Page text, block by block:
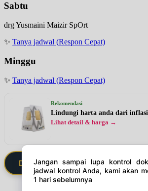
Sabtu
drg Yusmaini Maizir SpOrt
✨ Tanya jadwal (Respon Cepat)
Minggu
✨ Tanya jadwal (Respon Cepat)
Rekomendasi
Lindungi harta anda dari inflasi
Lihat detail & harga →
Daftarkan Saya via Member VIP